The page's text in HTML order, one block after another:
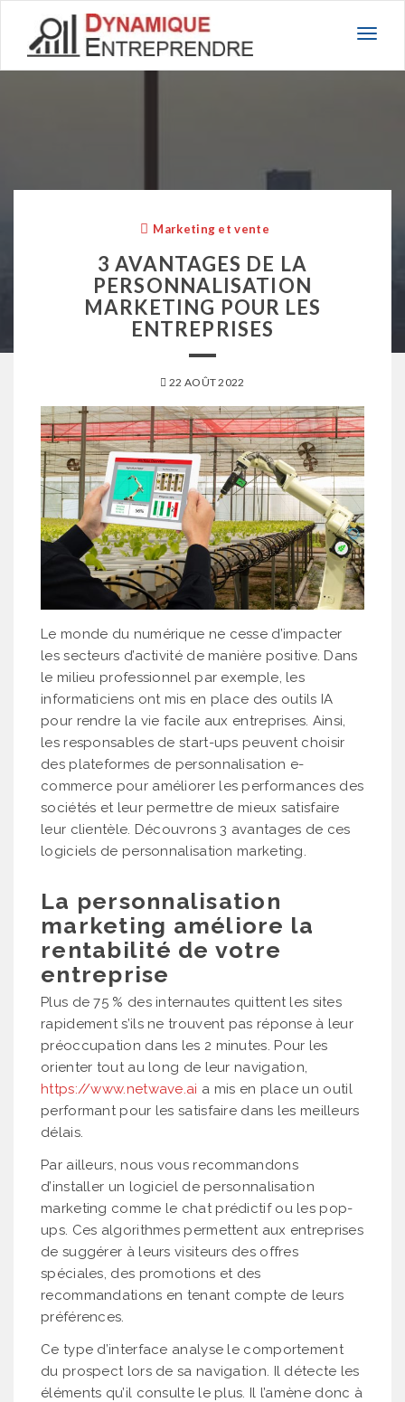
Marketing et vente
3 AVANTAGES DE LA
PERSONNALISATION
MARKETING POUR LES
ENTREPRISES
22 AOÛT 2022
Le monde du numérique ne cesse d’impacter
les secteurs d’activité de manière positive. Dans
le milieu professionnel par exemple, les
informaticiens ont mis en place des outils IA
pour rendre la vie facile aux entreprises. Ainsi,
les responsables de start-ups peuvent choisir
des plateformes de personnalisation e-
commerce pour améliorer les performances des
sociétés et leur permettre de mieux satisfaire
leur clientèle. Découvrons 3 avantages de ces
logiciels de personnalisation marketing.
La personnalisation
marketing améliore la
rentabilité de votre
entreprise
Plus de 75 % des internautes quittent les sites
rapidement s’ils ne trouvent pas réponse à leur
préoccupation dans les 2 minutes. Pour les
orienter tout au long de leur navigation,
https://www.netwave.ai a mis en place un outil
performant pour les satisfaire dans les meilleurs
délais.
Par ailleurs, nous vous recommandons
d’installer un logiciel de personnalisation
marketing comme le chat prédictif ou les pop-
ups. Ces algorithmes permettent aux entreprises
de suggérer à leurs visiteurs des offres
spéciales, des promotions et des
recommandations en tenant compte de leurs
préférences.
Ce type d’interface analyse le comportement
du prospect lors de sa navigation. Il détecte les
éléments qu’il consulte le plus. Il l’amène donc à